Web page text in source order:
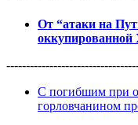
От “атаки на
С погибшим при
горловчанином